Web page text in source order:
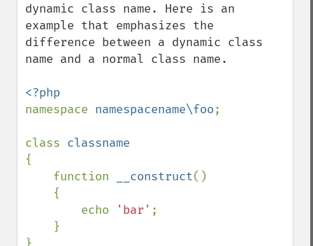
dynamic class name. Here is an
example that emphasizes the
difference between a dynamic class
name and a normal class name.
namespace namespacename\foo;
class
{
    function
__construct()
        echo
'bar' ;